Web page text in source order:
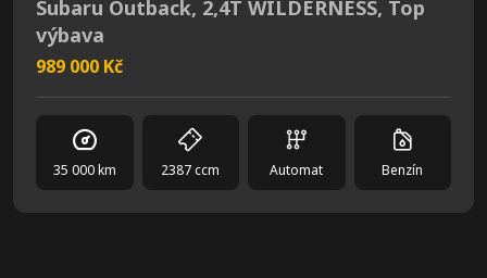
Subaru Outback, 2,4T WILDERNESS, Top
výbava
989 000 Kč
35 000 km 2387 ccm Automat Benzín